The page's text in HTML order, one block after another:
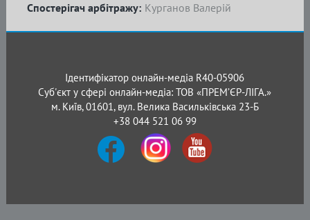
Спостерігач арбітражу: Курганов Валерій
Ідентифікатор онлайн-медіа R40-05906
Суб'єкт у сфері онлайн-медіа: ТОВ «ПРЕМ’ЄР-ЛІГА.»
м. Київ, 01601, вул. Велика Васильківська 23-Б
+38 044 521 06 99